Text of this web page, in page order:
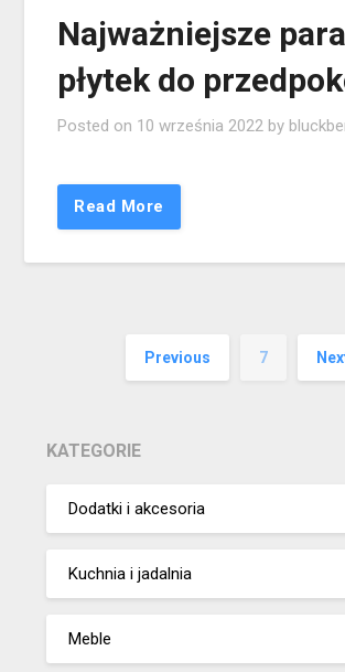
Najważniejsze
płytek do
Posted on 10 września 2022 by
Read More
Previous 7
KATEGORIE
Dodatki i akcesoria
Kuchnia i jadalnia
Meble